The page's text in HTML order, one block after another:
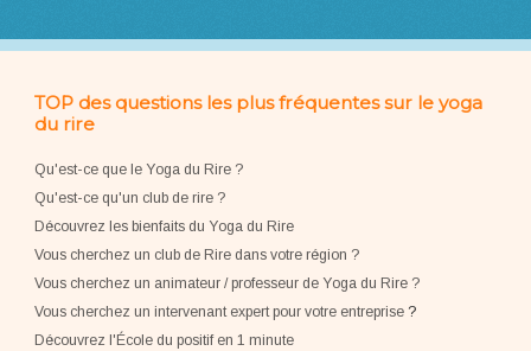
TOP des questions les plus fréquentes sur le yoga
du rire
Qu'est-ce que le Yoga du Rire ?
Qu'est-ce qu'un club de rire ?
Découvrez les bienfaits du Yoga du Rire
Vous cherchez un club de Rire dans votre région ?
Vous cherchez un animateur / professeur de Yoga du Rire ?
Vous cherchez un intervenant expert pour votre entreprise?
Découvrez l'École du positif en 1 minute